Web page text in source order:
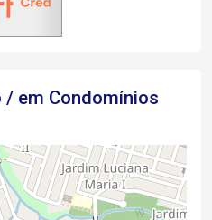
/ em Condomínios